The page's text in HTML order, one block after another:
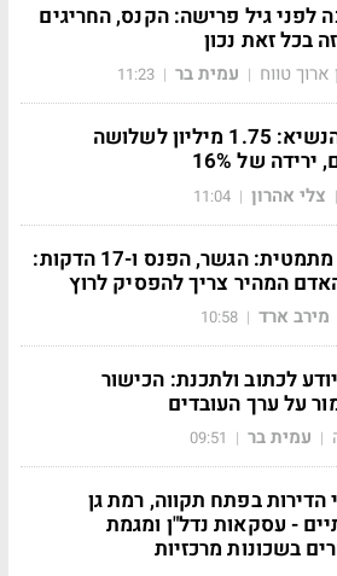
לפני גיל פרישה: הקנס, החריגים
בכל זאת נכון
ארוך טווח | עמית בר |
11:23
רמת הנשיא: 1.75 מיליון לשלושה
של 16%
| צלי אהרון |
11:04
חידה מתמטית: הגשר, הפנס ו-17 הדקות:
המהיר צריך להפסיק לרוץ
מירב ארד |
10:58
ה-AI יודע לכתוב ולתכנת: הכישור
על ערך העובדים
| עמית בר |
09:51
הדירות בפתח תקווה, רמת גן
- עסקאות נדל"ן ומגמת
בשכונות מרכזיות